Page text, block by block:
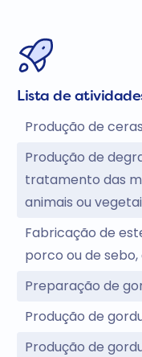
Lista de
Produção de
Produção de
tratamento das
animais ou
Fabricação de
porco ou de
Preparação de
Produção de
Produção de